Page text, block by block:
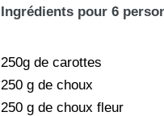
Ingrédients pour 6
250g de carottes
250 g de choux
250 g de choux fleur